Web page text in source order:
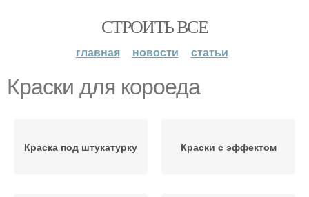
СТРОИТЬ ВСЕ
главная новости статьи
Краски для короеда
Краска под штукатурку Краски с эффектом